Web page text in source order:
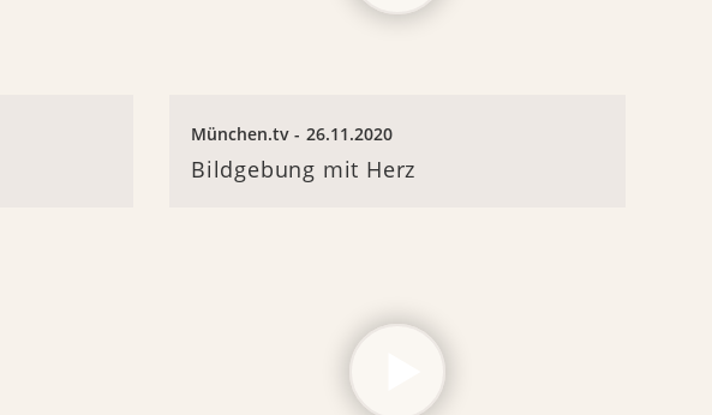
München.tv 26.11.2020
Bildgebung mit Herz